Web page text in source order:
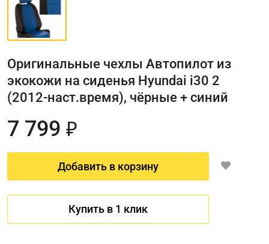
Оригинальные чехлы Автопилот из
экокожи на сиденья Hyundai i30 2
(2012-наст.время), чёрные + синий
7 799 ₽
Добавить в корзину
Купить в 1 клик